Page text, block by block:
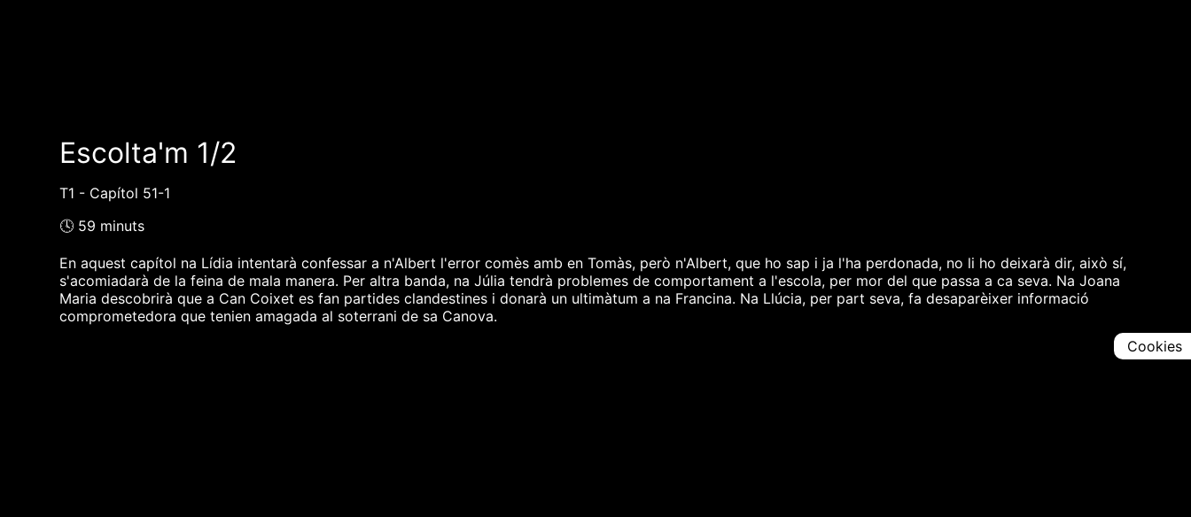
Escolta'm 1/2
T1 - Capítol 51-1
🕓 59 minuts
En aquest capítol na Lídia intentarà confessar a n'Albert l'error comès amb en Tomàs, però n'Albert, que ho sap i ja l'ha perdonada, no li ho deixarà dir, això sí,
s'acomiadarà de la feina de mala manera. Per altra banda, na Júlia tendrà problemes de comportament a l'escola, per mor del que passa a ca seva. Na Joana
Maria descobrirà que a Can Coixet es fan partides clandestines i donarà un ultimàtum a na Francina. Na Llúcia, per part seva, fa desaparèixer informació
comprometedora que tenien amagada al soterrani de sa Canova.
Cookies